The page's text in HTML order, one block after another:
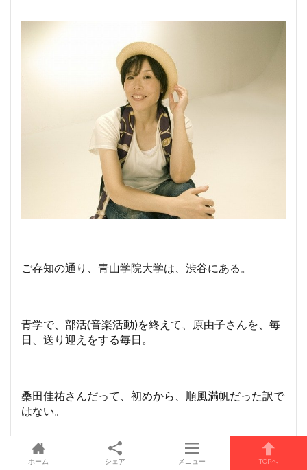
ご存知の通り、青山学院大学は、渋谷にある。
青学で、部活(音楽活動)を終えて、原由子さんを、毎
日、送り迎えをする毎日。
桑田佳祐さんだって、初めから、順風満帆だった訳で
はない。
そう言えば、桑田佳祐さん初にして、最後の監督映
ホーム シェア メニュー TOPへ